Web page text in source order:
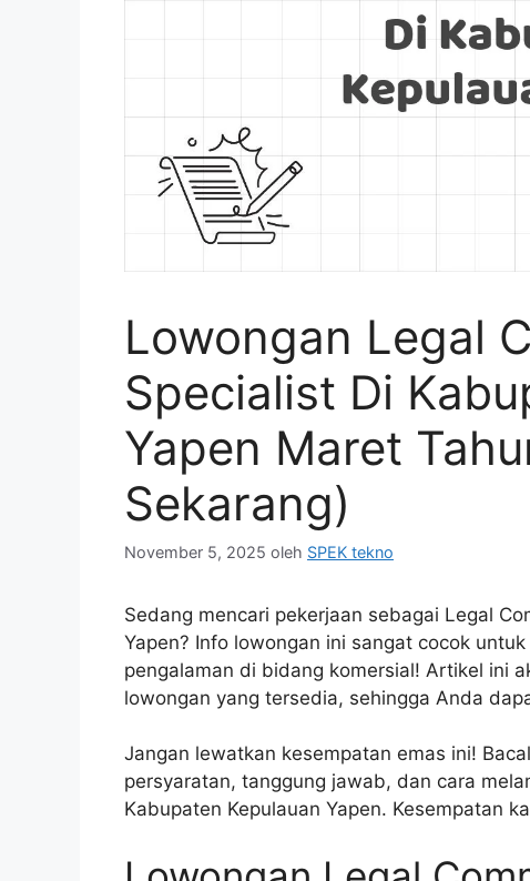
Lowongan Legal
Specialist Di
Yapen Maret
Sekarang)
November 5, 2025 oleh SPEK tekno
Sedang mencari pekerjaan sebagai Legal
Yapen? Info lowongan ini sangat cocok
pengalaman di bidang komersial! Artikel ini
lowongan yang tersedia, sehingga Anda
Jangan lewatkan kesempatan emas ini!
persyaratan, tanggung jawab, dan cara
Kabupaten Kepulauan Yapen. Kesempatan